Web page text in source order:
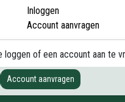
of een account aan te
Account aanvragen
Inloggen
Account aanvragen